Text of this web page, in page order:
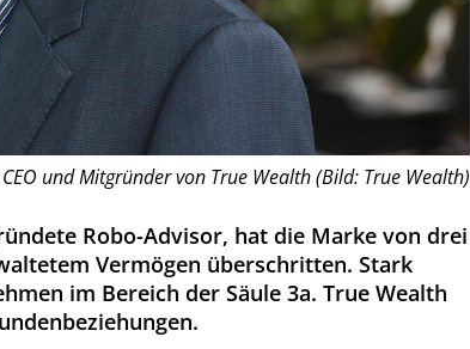
und Mitgründer von True Wealth (Bild: True Wealth)
Robo-Advisor, hat die Marke von drei
Vermögen überschritten. Stark
im Bereich der Säule 3a. True Wealth